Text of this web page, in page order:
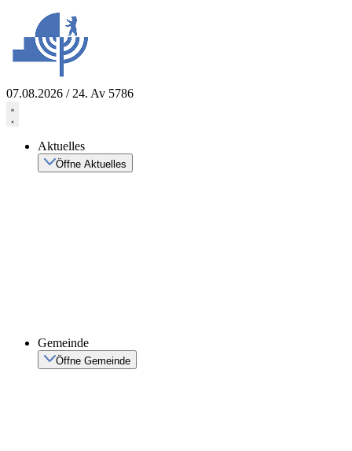
springen
07.08.2026 / 24. Av 5786
Aktuelles
Öffne Aktuelles
Gemeinde
Öffne Gemeinde